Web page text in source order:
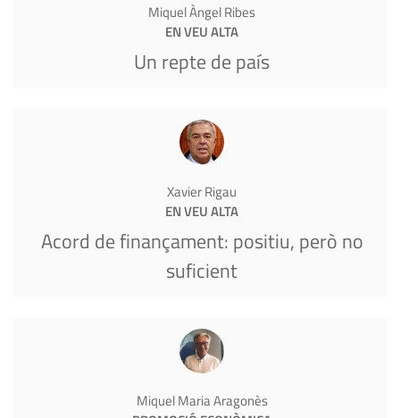
Miquel Àngel Ribes
EN VEU ALTA
Un repte de país
Xavier Rigau
EN VEU ALTA
Acord de finançament: positiu, però no
suficient
Miquel Maria Aragonès